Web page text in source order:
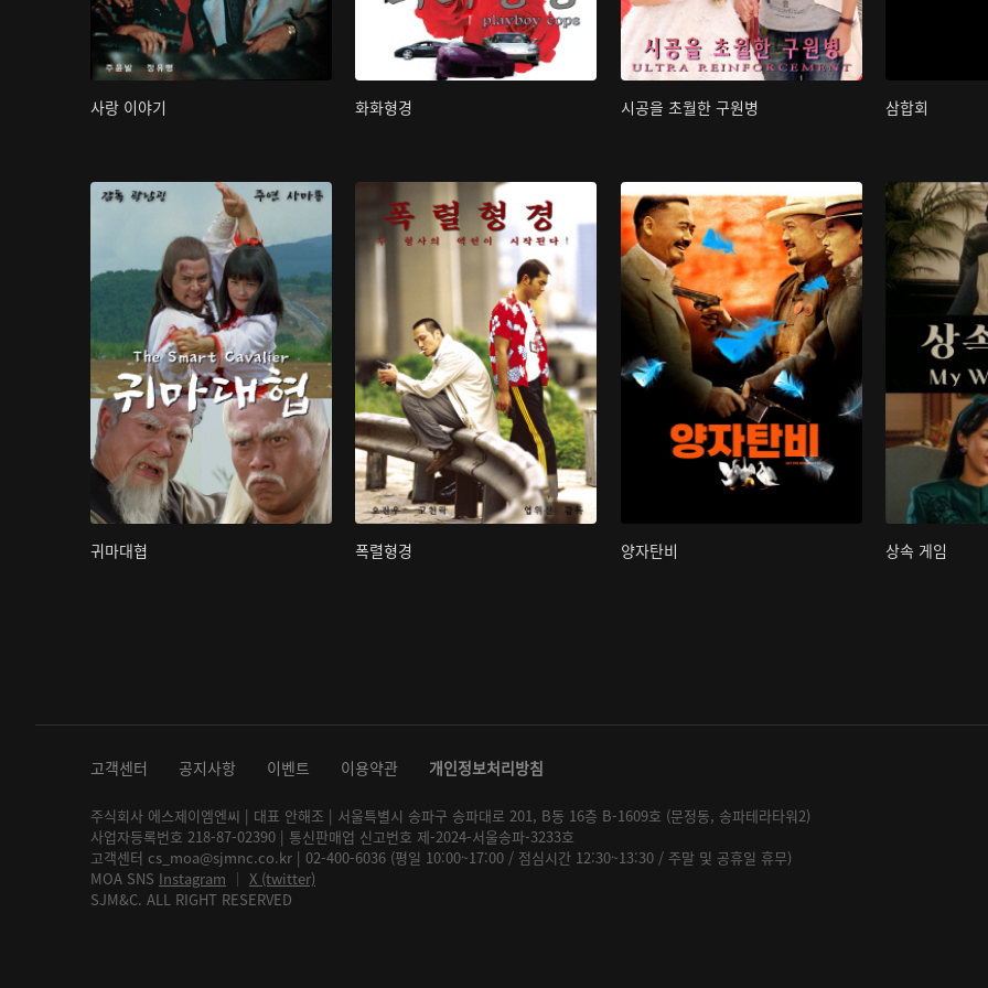
사랑 이야기 화화형경 시공을 초월한 구원병 삼합회
귀마대협 폭렬형경 양자탄비 상속 게임
고객센터 공지사항 이벤트 이용약관 개인정보처리방침
주식회사 에스제이엠엔씨 | 대표 안해조 | 서울특별시 송파구 송파대로 201, B동 16층 B-1609호 (문정동, 송파테라타워2)
사업자등록번호 218-87-02390 | 통신판매업 신고번호 제-2024-서울송파-3233호
고객센터 cs_moa@sjmnc.co.kr | 02-400-6036 (평일 10:00~17:00 / 점심시간 12:30~13:30 / 주말 및 공휴일 휴무)
MOA SNS Instagram │ X (twitter)
SJM&C. ALL RIGHT RESERVED